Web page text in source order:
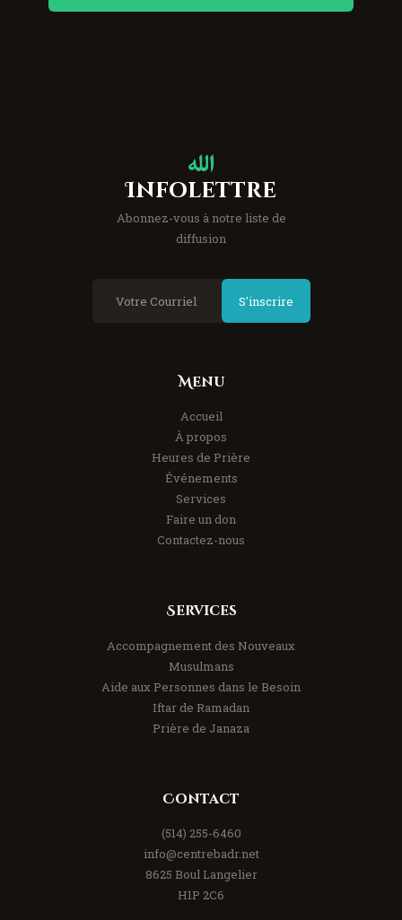
Infolettre
Abonnez-vous à notre liste de
diffusion
S'inscrire
Menu
Accueil
À propos
Heures de Prière
Événements
Services
Faire un don
Contactez-nous
Services
Accompagnement des Nouveaux
Musulmans
Aide aux Personnes dans le Besoin
Iftar de Ramadan
Prière de Janaza
Contact
(514) 255-6460
info@centrebadr.net
8625 Boul Langelier
H1P 2C6